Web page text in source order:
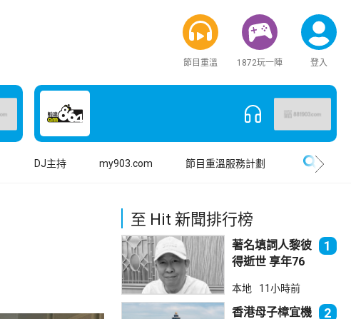
節目重溫 1872玩一陣 登入
DJ主持 my903.com 節目重溫服務計劃
至 Hit 新聞排行榜
著名填詞人黎彼
得逝世 享年76
1
本地 11小時前
香港母子樟宜機
2